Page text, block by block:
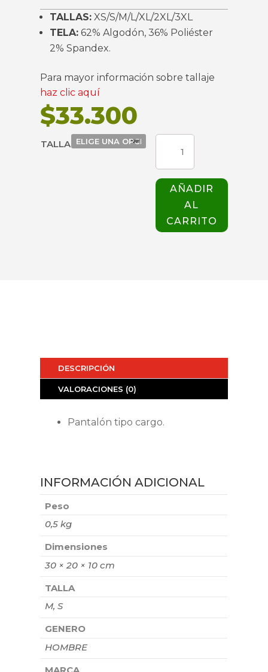
TALLAS: XS/S/M/L/XL/2XL/3XL
TELA: 62% Algodón, 36% Poliéster
2% Spandex.
Para mayor información sobre tallaje
haz clic aquí
$33.300
TALLA
225
HOMBRE
WHITE
CROSS
AÑADIR
AL
CARRITO
DESCRIPCIÓN
VALORACIONES (0)
Pantalón tipo cargo.
INFORMACIÓN ADICIONAL
Peso
0,5 kg
Dimensiones
30 × 20 × 10 cm
TALLA
M, S
GENERO
HOMBRE
MARCA